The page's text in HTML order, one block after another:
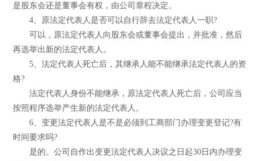
是股东会还是董事会有权，由公司章程决定。
4、原法定代表人是否可以自行辞去法定代表人一职?
可以，原法定代表人向股东会或董事会提出，并批准，然后
再选举出新的法定代表人。
5、法定代表人死亡后，其继承人能不能继承法定代表人的资
格?
法定代表人身份不能继承，原法定代表人死亡后，公司应当
按照程序选举产生新的法定代表人。
6、变更法定代表人是不是必须到工商部门办理变更登记?有
时间要求吗?
是的。公司自作出变更法定代表人决议之日起30日内办理变